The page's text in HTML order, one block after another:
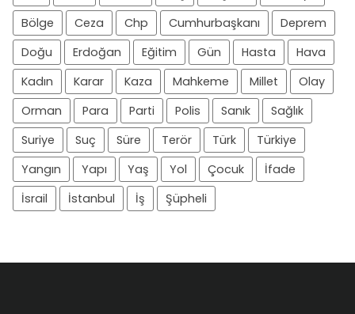
Bölge
Ceza Chp Cumhurbaşkanı
Deprem
Doğu
Erdoğan Eğitim Gün Hasta
Hava
Kadın
Karar Kaza Mahkeme Millet
Olay
Orman
Para Parti Polis Sanık
Sağlık
Suriye
Suç Süre Terör Türk
Türkiye
Yangın
Yapı Yaş Yol Çocuk
İfade
İsrail
İstanbul İş Şüpheli